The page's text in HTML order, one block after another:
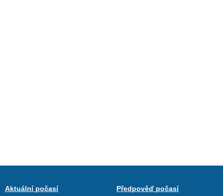
Aktuální počasí
Předpověď počasí